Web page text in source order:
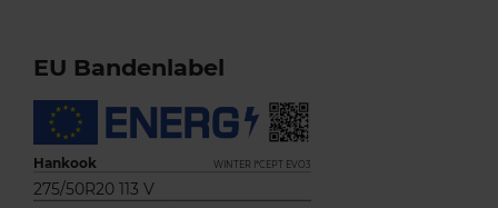
EU Bandenlabel
Hankook WINTER I*CEPT EVO3
275/50R20 113 V